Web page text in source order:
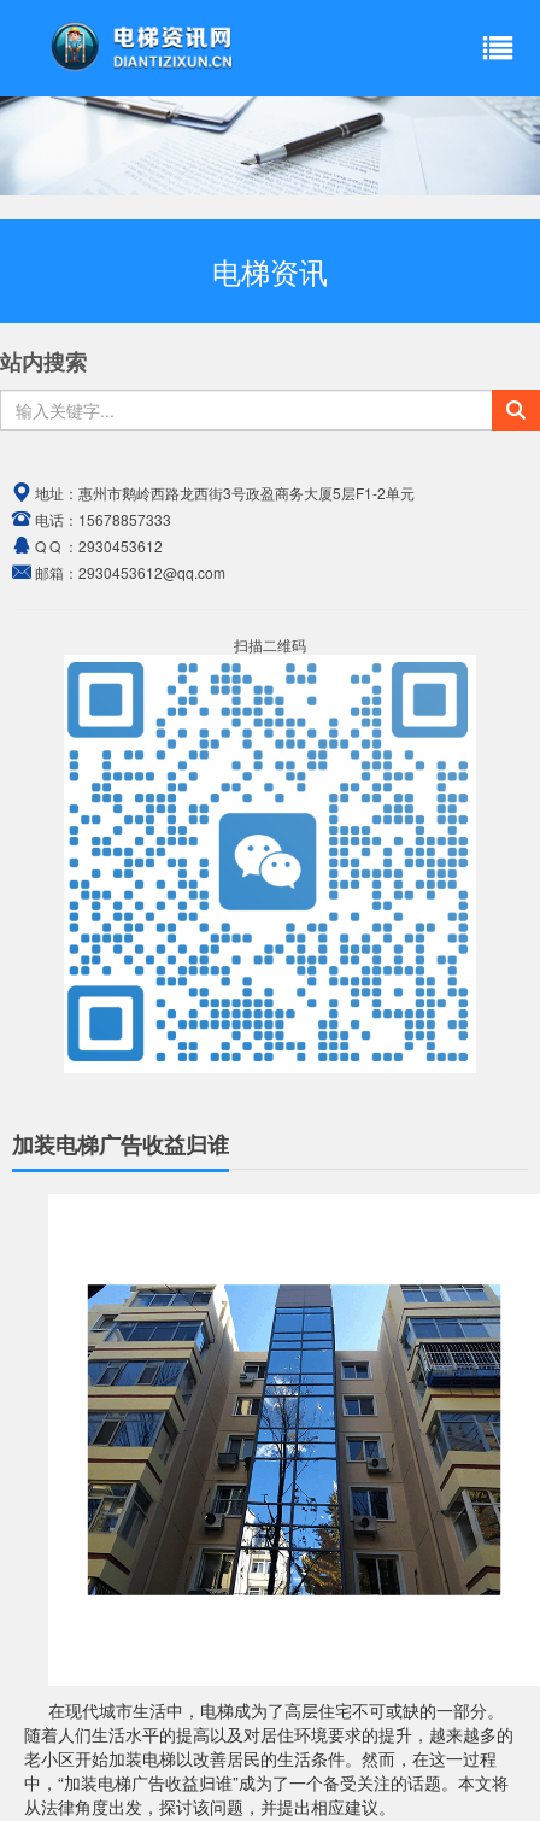
电梯资讯
站内搜索
地址： 惠州市鹅岭西路龙西街3号政盈商务大厦5层F1-2单元
电话： 15678857333
Q Q ： 2930453612
邮箱： 2930453612@qq.com
扫描二维码
加装电梯广告收益归谁
在现代城市生活中，电梯成为了高层住宅不可或缺的一部分。
随着人们生活水平的提高以及对居住环境要求的提升，越来越多的
老小区开始加装电梯以改善居民的生活条件。然而，在这一过程
中，“加装电梯广告收益归谁”成为了一个备受关注的话题。本文将
从法律角度出发，探讨该问题，并提出相应建议。